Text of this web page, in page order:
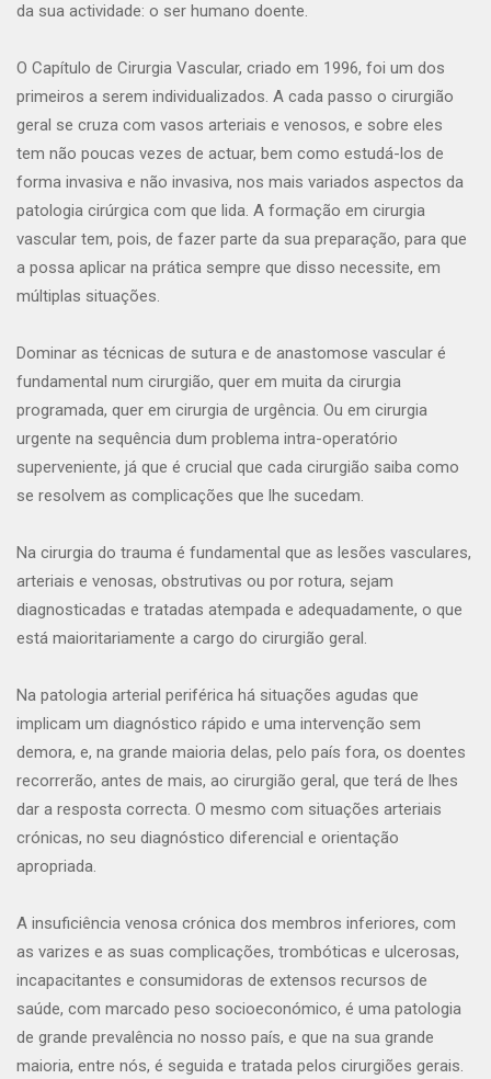
da sua actividade: o ser humano doente.
O Capítulo de Cirurgia Vascular, criado em 1996, foi um dos
primeiros a serem individualizados. A cada passo o cirurgião
geral se cruza com vasos arteriais e venosos, e sobre eles
tem não poucas vezes de actuar, bem como estudá-los de
forma invasiva e não invasiva, nos mais variados aspectos da
patologia cirúrgica com que lida. A formação em cirurgia
vascular tem, pois, de fazer parte da sua preparação, para que
a possa aplicar na prática sempre que disso necessite, em
múltiplas situações.
Dominar as técnicas de sutura e de anastomose vascular é
fundamental num cirurgião, quer em muita da cirurgia
programada, quer em cirurgia de urgência. Ou em cirurgia
urgente na sequência dum problema intra-operatório
superveniente, já que é crucial que cada cirurgião saiba como
se resolvem as complicações que lhe sucedam.
Na cirurgia do trauma é fundamental que as lesões vasculares,
arteriais e venosas, obstrutivas ou por rotura, sejam
diagnosticadas e tratadas atempada e adequadamente, o que
está maioritariamente a cargo do cirurgião geral.
Na patologia arterial periférica há situações agudas que
implicam um diagnóstico rápido e uma intervenção sem
demora, e, na grande maioria delas, pelo país fora, os doentes
recorrerão, antes de mais, ao cirurgião geral, que terá de lhes
dar a resposta correcta. O mesmo com situações arteriais
crónicas, no seu diagnóstico diferencial e orientação
apropriada.
A insuficiência venosa crónica dos membros inferiores, com
as varizes e as suas complicações, trombóticas e ulcerosas,
incapacitantes e consumidoras de extensos recursos de
saúde, com marcado peso socioeconómico, é uma patologia
de grande prevalência no nosso país, e que na sua grande
maioria, entre nós, é seguida e tratada pelos cirurgiões gerais.